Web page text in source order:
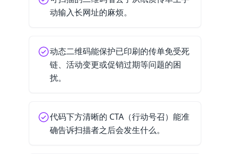
动输入长网址的麻烦。
动态二维码能保护已印刷的传单免受死
链、活动变更或促销过期等问题的困
扰。
代码下方清晰的 CTA（行动号召）能准
确告诉扫描者之后会发生什么。